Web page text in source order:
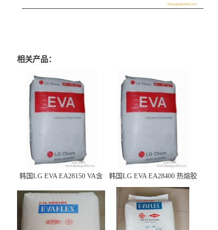
相关产品：
韩国LG EVA EA28150 VA含
韩国LG EVA EA28400 热熔胶
级 VA含量28 熔指400